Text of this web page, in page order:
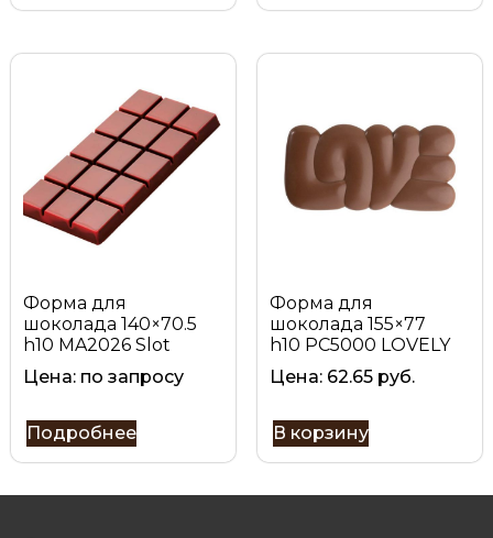
Форма для
шоколада 140×70.5
h10 MA2026 Slot
Цена: по запросу
Подробнее
Форма для
шоколада 155×77
h10 PC5000 LOVELY
Цена: 62.65 руб.
В корзину